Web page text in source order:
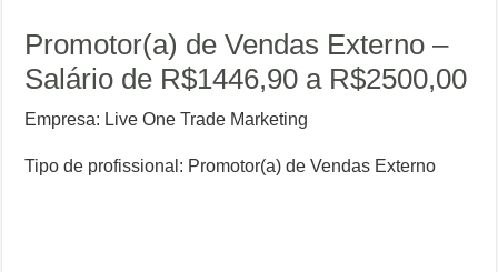
Promotor(a) de Vendas Externo –
Salário de R$1446,90 a R$2500,00
Empresa: Live One Trade Marketing
Tipo de profissional: Promotor(a) de Vendas Externo